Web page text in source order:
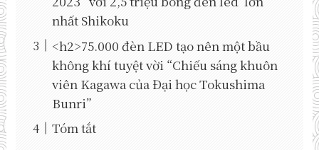
nhất Shikoku
<h2>75.000 đèn LED tạo nên một bầu
không khí tuyệt vời “Chiếu sáng khuôn
viên Kagawa của Đại học Tokushima
Bunri”
Tóm tắt